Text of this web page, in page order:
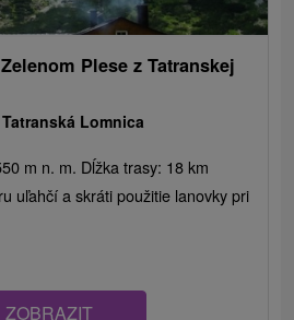
Plese z Tatranskej
Tatranská Lomnica
m n. m. Dĺžka trasy: 18 km
uľahčí a skráti použitie lanovky pri
ZOBRAZIT